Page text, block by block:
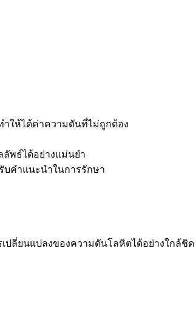
ให้ได้ค่าความดันที่ไม่ถูกต้อง
ลัพธ์ได้อย่างแม่นยำ
คำแนะนำในการรักษา
ลี่ยนแปลงของความดันโลหิตได้อย่างใกล้ชิ